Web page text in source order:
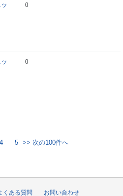
0
0
4 5 >> 次の100件へ
くある質問 お問い合わせ